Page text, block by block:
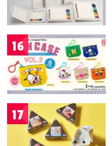
16
17